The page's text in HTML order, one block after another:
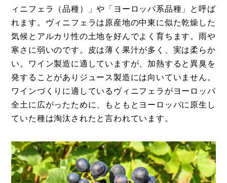
コラム
特集
事例
Photos
登録
お問い合わせ
ィニフェラ（品種）」や「ヨーロッパ系品種」と呼ば
れます。ヴィニフェラは原産地の中東に似た乾燥した
気候とアルカリ性の土地を好んでよく育ちます。雨や
寒さに弱いのです。皮は薄く果汁が多く、実は柔らか
い。ワイン製造に適していますが、加熱すると異臭を
発することがありジュース製造には向いていません。
ワインづくりに適しているヴィニフェラがヨーロッパ
全土に広がったために、もともとヨーロッパに原生し
ていた種は淘汰されたと言われています。